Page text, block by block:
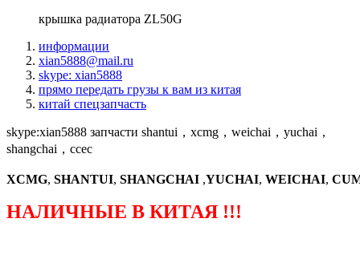
крышка радиатора ZL50G
информации
xian5888@mail.ru
skype: xian5888
прямо передать грузы к вам из китая
китай спецзапчасть
skype:xian5888 запчасти shantui，xcmg，weichai，yuchai，
shangchai，ccec
XCMG, SHANTUI, SHANGCHAI ,YUCHAI, WEICHAI,
НАЛИЧНЫЕ В КИТАЯ !!!